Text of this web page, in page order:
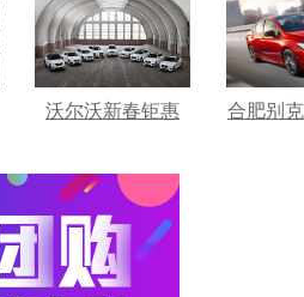
沃尔沃新春钜惠 合肥别